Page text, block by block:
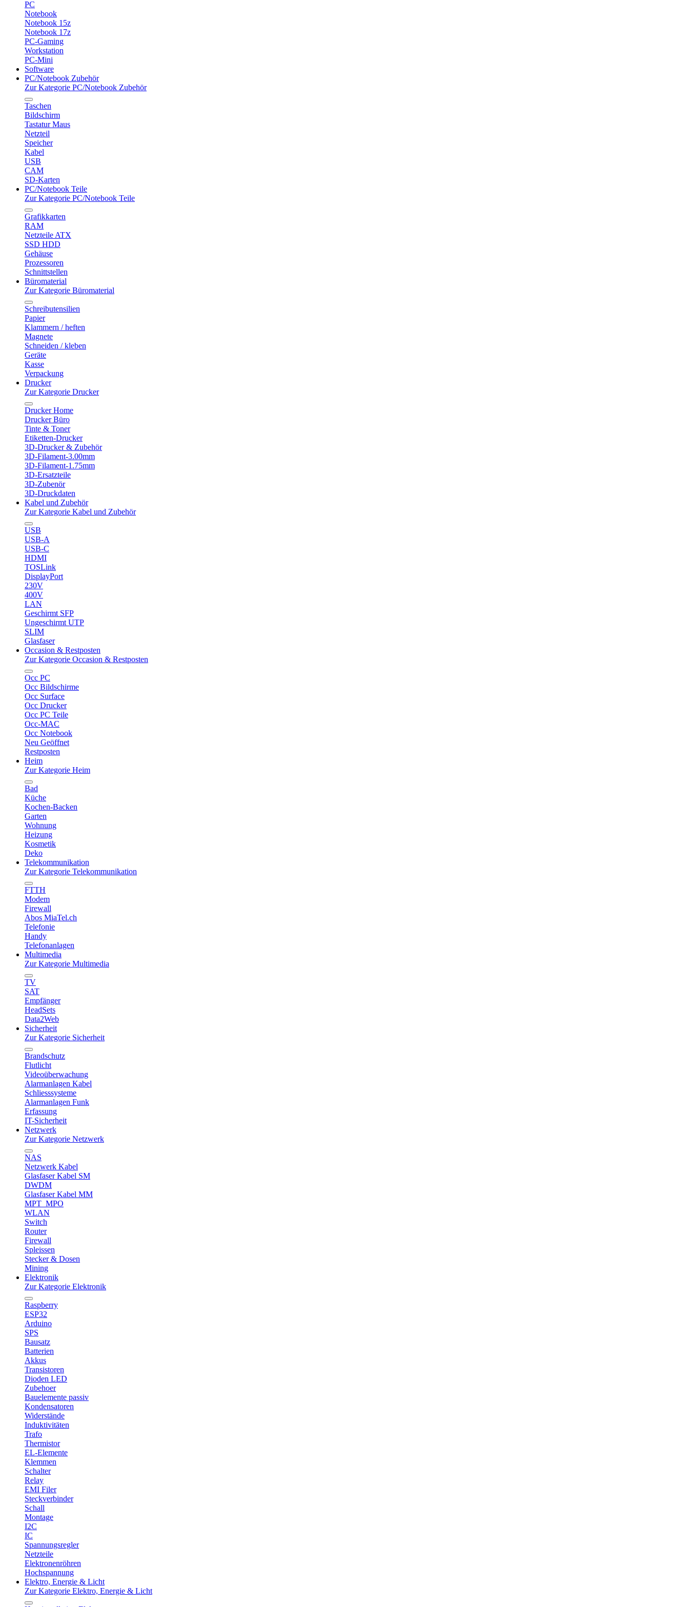
PC
Notebook
Notebook 15z
Notebook 17z
PC-Gaming
Workstation
PC-Mini
Software
PC/Notebook Zubehör
Zur Kategorie PC/Notebook Zubehör
Taschen
Bildschirm
Tastatur Maus
Netzteil
Speicher
Kabel
USB
CAM
SD-Karten
PC/Notebook Teile
Zur Kategorie PC/Notebook Teile
Grafikkarten
RAM
Netzteile ATX
SSD HDD
Gehäuse
Prozessoren
Schnittstellen
Büromaterial
Zur Kategorie Büromaterial
Schreibutensilien
Papier
Klammern / heften
Magnete
Schneiden / kleben
Geräte
Kasse
Verpackung
Drucker
Zur Kategorie Drucker
Drucker Home
Drucker Büro
Tinte & Toner
Etiketten-Drucker
3D-Drucker & Zubehör
3D-Filament-3.00mm
3D-Filament-1.75mm
3D-Ersatzteile
3D-Zubenör
3D-Druckdaten
Kabel und Zubehör
Zur Kategorie Kabel und Zubehör
USB
USB-A
USB-C
HDMI
TOSLink
DisplayPort
230V
400V
LAN
Geschirmt SFP
Ungeschirmt UTP
SLIM
Glasfaser
Occasion & Restposten
Zur Kategorie Occasion & Restposten
Occ PC
Occ Bildschirme
Occ Surface
Occ Drucker
Occ PC Teile
Occ-MAC
Occ Notebook
Neu Geöffnet
Restposten
Heim
Zur Kategorie Heim
Bad
Küche
Kochen-Backen
Garten
Wohnung
Heizung
Kosmetik
Deko
Telekommunikation
Zur Kategorie Telekommunikation
FTTH
Modem
Firewall
Abos MiaTel.ch
Telefonie
Handy
Telefonanlagen
Multimedia
Zur Kategorie Multimedia
TV
SAT
Empfänger
HeadSets
Data2Web
Sicherheit
Zur Kategorie Sicherheit
Brandschutz
Flutlicht
Videoüberwachung
Alarmanlagen Kabel
Schliesssysteme
Alarmanlagen Funk
Erfassung
IT-Sicherheit
Netzwerk
Zur Kategorie Netzwerk
NAS
Netzwerk Kabel
Glasfaser Kabel SM
DWDM
Glasfaser Kabel MM
MPT_MPO
WLAN
Switch
Router
Firewall
Spleissen
Stecker & Dosen
Mining
Elektronik
Zur Kategorie Elektronik
Raspberry
ESP32
Arduino
SPS
Bausatz
Batterien
Akkus
Transistoren
Dioden LED
Zubehoer
Bauelemente passiv
Kondensatoren
Widerstände
Induktivitäten
Trafo
Thermistor
EL-Elemente
Klemmen
Schalter
Relay
EMI Filer
Steckverbinder
Schall
Montage
I2C
IC
Spannungsregler
Netzteile
Elektronenröhren
Hochspannung
Elektro, Energie & Licht
Zur Kategorie Elektro, Energie & Licht